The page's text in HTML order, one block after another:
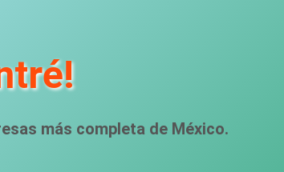
más completa de México.